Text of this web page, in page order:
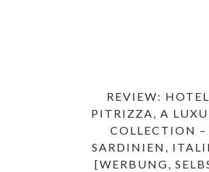
REVIEW: HOTEL
PITRIZZA, A
COLLECTION –
SARDINIEN,
[WERBUNG,